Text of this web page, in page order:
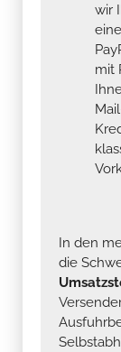
wir
mit
In den
die